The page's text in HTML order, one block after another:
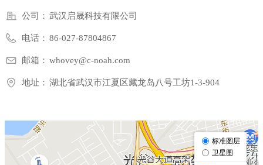
公司： 武汉启晟科技有限公司
电话： 86-027-87804867
邮箱： whovey@c-noah.com
地址： 湖北省武汉市江夏区藏龙岛八号工坊1-3-904